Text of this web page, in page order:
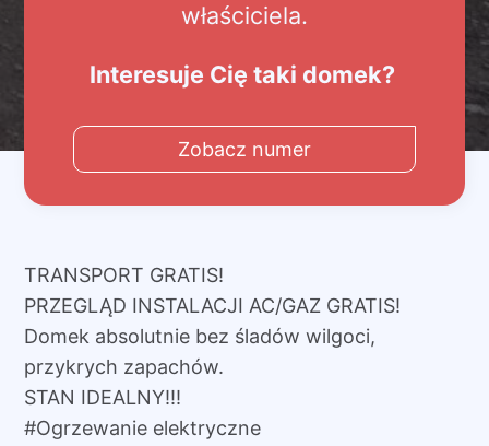
właściciela.
Interesuje Cię taki domek?
Zobacz numer
TRANSPORT GRATIS!
PRZEGLĄD INSTALACJI AC/GAZ GRATIS!
Domek absolutnie bez śladów wilgoci,
przykrych zapachów.
STAN IDEALNY!!!
#Ogrzewanie elektryczne